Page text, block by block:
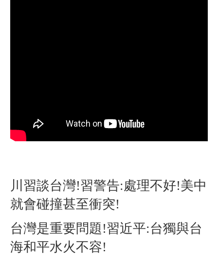
川習談台灣!習警告:處理不好!美中
就會碰撞甚至衝突!
台灣是重要問題!習近平:台獨與台
海和平水火不容!